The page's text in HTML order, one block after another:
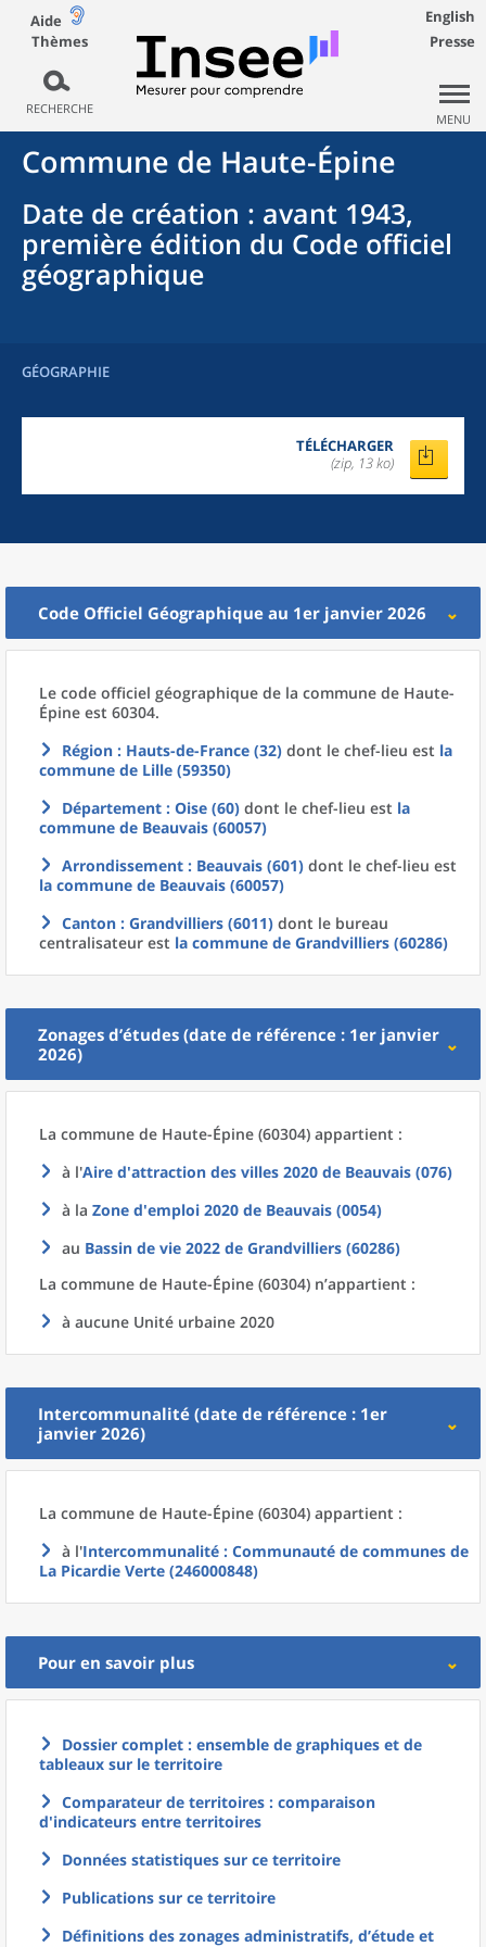
Aide
Thèmes
RECHERCHE
English
Presse
MENU
Commune de Haute-Épine
Date de création : avant 1943,
première édition du Code officiel
géographique
GÉOGRAPHIE
TÉLÉCHARGER
(zip, 13 ko)
Code Officiel Géographique au 1er janvier 2026
Le code officiel géographique de la commune de Haute-
Épine est 60304.
Région : Hauts-de-France (32) dont le chef-lieu est la
commune de Lille (59350)
Département : Oise (60) dont le chef-lieu est la
commune de Beauvais (60057)
Arrondissement : Beauvais (601) dont le chef-lieu est
la commune de Beauvais (60057)
Canton : Grandvilliers (6011) dont le bureau
centralisateur est la commune de Grandvilliers (60286)
Zonages d’études (date de référence : 1er janvier
2026)
La commune de Haute-Épine (60304) appartient :
à l'Aire d'attraction des villes 2020 de Beauvais (076)
à la Zone d'emploi 2020 de Beauvais (0054)
au Bassin de vie 2022 de Grandvilliers (60286)
La commune de Haute-Épine (60304) n’appartient :
à aucune Unité urbaine 2020
Intercommunalité (date de référence : 1er
janvier 2026)
La commune de Haute-Épine (60304) appartient :
à l'Intercommunalité : Communauté de communes de
La Picardie Verte (246000848)
Pour en savoir plus
Dossier complet : ensemble de graphiques et de
tableaux sur le territoire
Comparateur de territoires : comparaison
d'indicateurs entre territoires
Données statistiques sur ce territoire
Publications sur ce territoire
Définitions des zonages administratifs, d’étude et